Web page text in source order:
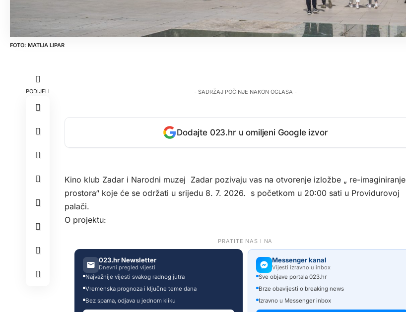
MATIJA LIPAR
PODIJELI - SADRŽAJ POČINJE NAKON OGLASA -
Dodajte 023.hr u omiljeni Google izvor
Kino klub Zadar i Narodni muzej Zadar pozivaju vas na otvorenje izložbe „ re-imaginiranje
prostora“ koje će se održati u srijedu 8. 7. 2026. s početkom u 20:00 sati u Providurovoj
palači.
O projektu:
PRATITE NAS I NA
023.hr Newsletter
Dnevni pregled vijesti
Najvažnije vijesti svakog radnog jutra
Vremenska prognoza i ključne teme dana
Bez spama, odjava u jednom kliku
Messenger kanal
Vijesti izravno u inbox
Sve objave portala 023.hr
Brze obavijesti o breaking news
Izravno u Messenger inbox